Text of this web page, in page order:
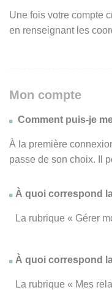
Une fois votre compte
en renseignant les
Mon compte
Comment puis-je
À la première
passe de son choix. Il
À quoi correspond
La rubrique « Gérer
À quoi correspond
La rubrique « Mes